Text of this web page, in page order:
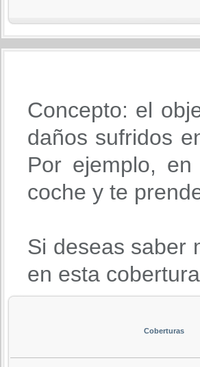
Concepto: el
daños sufridos
Por ejemplo,
coche y te
Si deseas saber
en esta
Coberturas